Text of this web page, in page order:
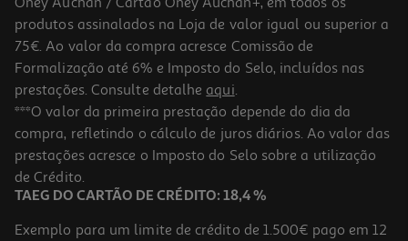
L3P2
5.0
Água De Limpeza Mustela 500ml
31.14 €/Lt
15,57 €
produtos assinalados na Loja de valor igual ou superior a
75€. Ao valor da compra acresce Comissão de
Formalização até 6% e Imposto do Selo, incluídos nas
prestações. Consulte detalhe aqui.
***O valor da primeira prestação depende do dia da
compra, refletindo o cálculo de juros diários. Ao valor das
prestações acresce o Imposto do Selo sobre a utilização
de Crédito.
TAEG DO CARTÃO DE CRÉDITO: 18,4 %
Exemplo para um limite de crédito de 1.500€ pago em 12